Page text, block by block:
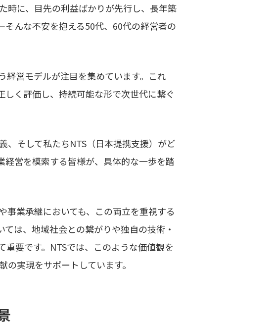
時に、目先の利益ばかりが先行し、長年築
んな不安を抱える50代、60代の経営者の
経営モデルが注目を集めています。これ
く評価し、持続可能な形で次世代に繋ぐ
、そして私たちNTS（日本提携支援）がど
営を模索する皆様が、具体的な一歩を踏
業承継においても、この両立を重視する
は、地域社会との繋がりや独自の技術・
要です。NTSでは、このような価値観を
実現をサポートしています。